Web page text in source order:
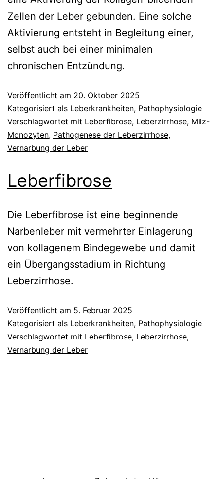
Zellen der Leber gebunden. Eine solche
Aktivierung entsteht in Begleitung einer,
selbst auch bei einer minimalen
chronischen Entzündung.
Veröffentlicht am 20. Oktober 2025
Kategorisiert als Leberkrankheiten, Pathophysiologie
Verschlagwortet mit Leberfibrose, Leberzirrhose, Milz-
Monozyten, Pathogenese der Leberzirrhose,
Vernarbung der Leber
Leberfibrose
Die Leberfibrose ist eine beginnende
Narbenleber mit vermehrter Einlagerung
von kollagenem Bindegewebe und damit
ein Übergangsstadium in Richtung
Leberzirrhose.
Veröffentlicht am 5. Februar 2025
Kategorisiert als Leberkrankheiten, Pathophysiologie
Verschlagwortet mit Leberfibrose, Leberzirrhose,
Vernarbung der Leber